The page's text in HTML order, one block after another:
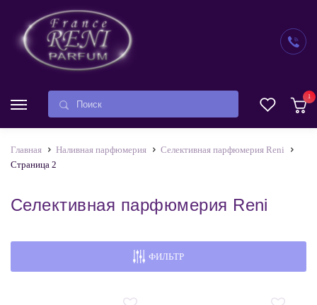
1
Главная Наливная парфюмерия
Селективная парфюмерия Reni
Страница 2
Селективная парфюмерия Reni
ФИЛЬТР